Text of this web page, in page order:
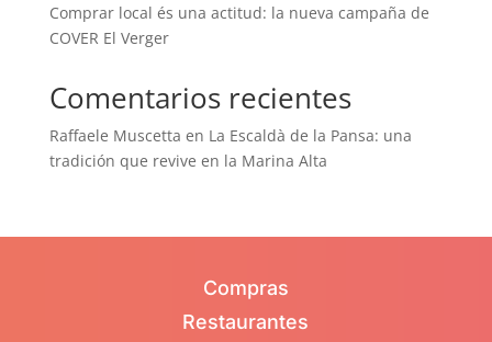
Comprar local és una actitud: la nueva campaña de
COVER El Verger
Comentarios recientes
Raffaele Muscetta en La Escaldà de la Pansa: una
tradición que revive en la Marina Alta
Compras
Restaurantes